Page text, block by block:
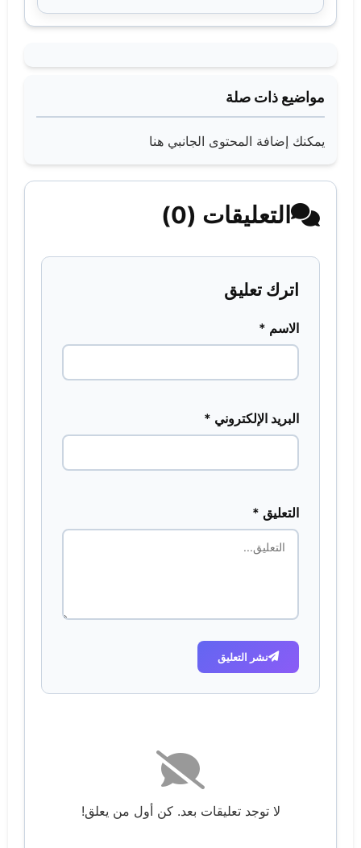
مواضيع ذات صلة
يمكنك إضافة المحتوى الجانبي هنا
التعليقات (0)
اترك تعليق
الاسم *
البريد الإلكتروني *
التعليق *
نشر التعليق
لا توجد تعليقات بعد. كن أول من يعلق!